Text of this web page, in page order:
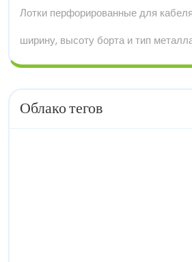
Лотки перфорированные для
ширину, высоту борта и тип
Облако тегов